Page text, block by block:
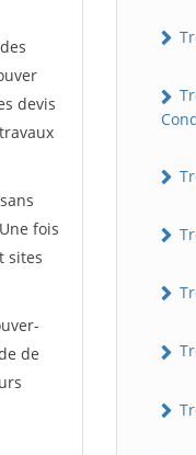
devis
fois
sites
de